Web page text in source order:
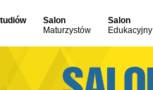
Salon
Maturzystów
Salon
Edukacyjny